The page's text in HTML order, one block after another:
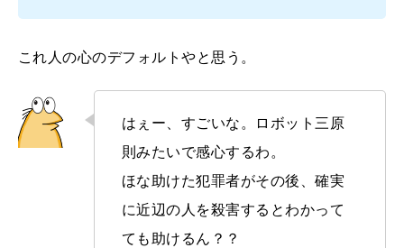
これ人の心のデフォルトやと思う。
はぇー、すごいな。ロボット三原
則みたいで感心するわ。
ほな助けた犯罪者がその後、確実
に近辺の人を殺害するとわかって
ても助けるん？？